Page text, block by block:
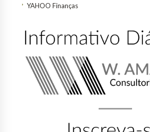
YAHOO Finanças